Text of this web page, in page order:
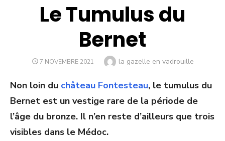
Le Tumulus du
Bernet
POSTED
7 NOVEMBRE 2021 Author
la gazelle en vadrouille
Non loin du château Fontesteau, le tumulus du
Bernet est un vestige rare de la période de
l’âge du bronze. Il n’en reste d’ailleurs que trois
visibles dans le Médoc.